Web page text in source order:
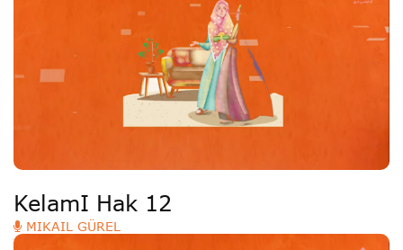
KelamI Hak 12
MIKAIL GÜREL